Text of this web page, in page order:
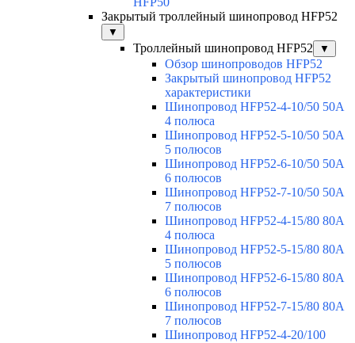
Закрытый троллейный шинопровод HFP52
▼
Троллейный шинопровод HFP52 ▼
Обзор шинопроводов HFP52
Закрытый шинопровод HFP52
характеристики
Шинопровод HFP52-4-10/50 50A
4 полюса
Шинопровод HFP52-5-10/50 50А
5 полюсов
Шинопровод HFP52-6-10/50 50А
6 полюсов
Шинопровод HFP52-7-10/50 50А
7 полюсов
Шинопровод HFP52-4-15/80 80A
4 полюса
Шинопровод HFP52-5-15/80 80А
5 полюсов
Шинопровод HFP52-6-15/80 80А
6 полюсов
Шинопровод HFP52-7-15/80 80А
7 полюсов
Шинопровод HFP52-4-20/100